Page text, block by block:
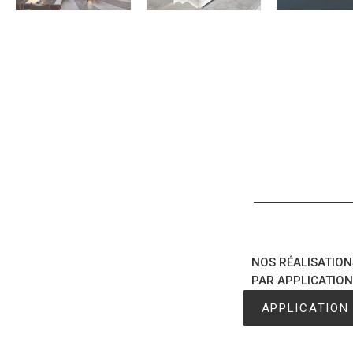
NOS
PAR
APPLICATION